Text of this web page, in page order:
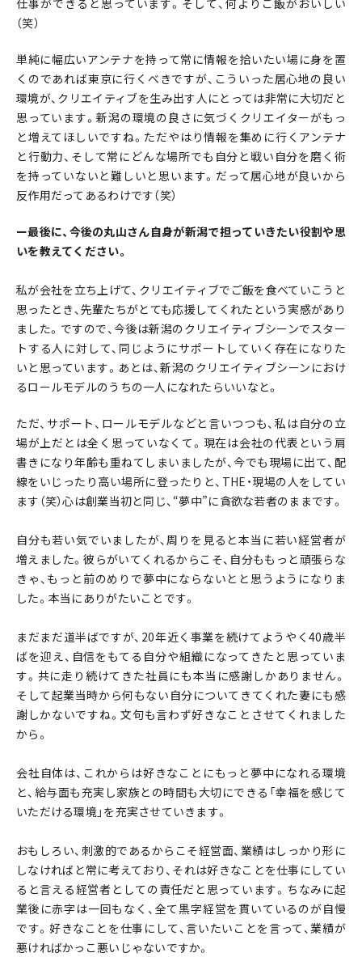
（笑）
単純に幅広いアンテナを持って常に情報を拾いたい場に身を置
くのであれば東京に行くべきですが、こういった居心地の良い
環境が、クリエイティブを生み出す人にとっては非常に大切だと
思っています。新潟の環境の良さに気づくクリエイターがもっ
と増えてほしいですね。ただやはり情報を集めに行くアンテナ
と行動力、そして常にどんな場所でも自分と戦い自分を磨く術
を持っていないと難しいと思います。だって居心地が良いから
反作用だってあるわけです（笑）
ー最後に、今後の丸山さん自身が新潟で担っていきたい役割や思
いを教えてください。
私が会社を立ち上げて、クリエイティブでご飯を食べていこうと
思ったとき、先輩たちがとても応援してくれたという実感があり
ました。ですので、今後は新潟のクリエイティブシーンでスター
トする人に対して、同じようにサポートしていく存在になりた
いと思っています。あとは、新潟のクリエイティブシーンにおけ
るロールモデルのうちの一人になれたらいいなと。
ただ、サポート、ロールモデルなどと言いつつも、私は自分の立
場が上だとは全く思っていなくて。現在は会社の代表という肩
書きになり年齢も重ねてしまいましたが、今でも現場に出て、配
線をいじったり高い場所に登ったりと、THE・現場の人をしてい
ます（笑）心は創業当初と同じ、“夢中”に貪欲な若者のままです。
自分も若い気でいましたが、周りを見ると本当に若い経営者が
増えました。彼らがいてくれるからこそ、自分ももっと頑張らな
きゃ、もっと前のめりで夢中にならないとと思うようになりま
した。本当にありがたいことです。
まだまだ道半ばですが、20年近く事業を続けてようやく40歳半
ばを迎え、自信をもてる自分や組織になってきたと思っていま
す。共に走り続けてきた社員にも本当に感謝しかありません。
そして起業当時から何もない自分についてきてくれた妻にも感
謝しかないですね。文句も言わず好きなことさせてくれました
から。
会社自体は、これからは好きなことにもっと夢中になれる環境
と、給与面も充実し家族との時間も大切にできる「幸福を感じて
いただける環境」を充実させていきます。
おもしろい、刺激的であるからこそ経営面、業績はしっかり形に
しなければと常に考えており、それは好きなことを仕事にしてい
ると言える経営者としての責任だと思っています。ちなみに起
業後に赤字は一回もなく、全て黒字経営を貫いているのが自慢
です。好きなことを仕事にして、言いたいことを言って、業績が
悪ければかっこ悪いじゃないですか。